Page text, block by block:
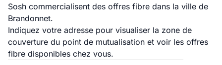
Sosh commercialisent des offres fibre dans la ville de
Brandonnet.
Indiquez votre adresse pour visualiser la zone de
couverture du point de mutualisation et voir les offres
fibre disponibles chez vous.